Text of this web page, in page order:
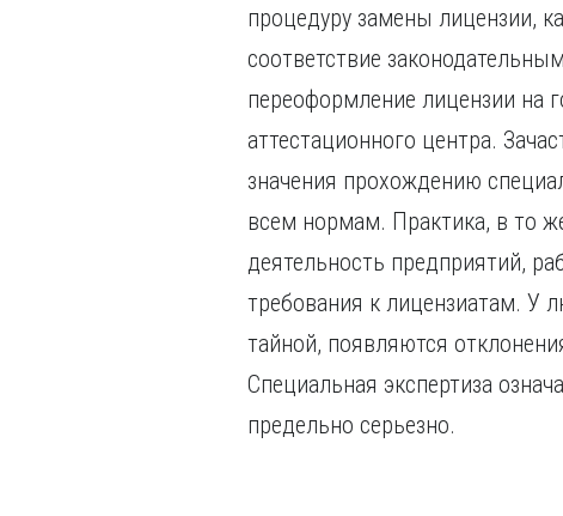
процедуру замены лицензии,
соответствие
переоформление лицензии на
аттестационного центра.
значения прохождению
всем нормам. Практика, в то
деятельность предприятий,
требования к лицензиатам. У
тайной, появляются
Специальная экспертиза
предельно серьезно.